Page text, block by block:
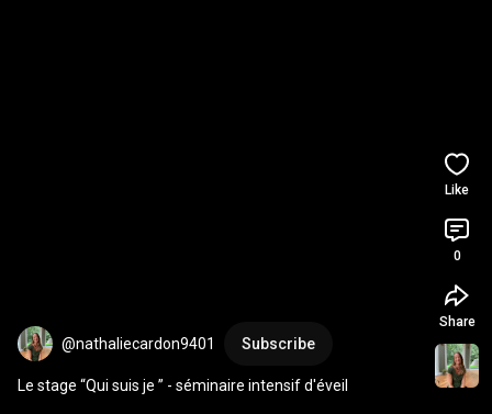
@nathaliecardon9401 Subscribe
Le stage “Qui suis je ” - séminaire intensif d'éveil
Like
0
Share